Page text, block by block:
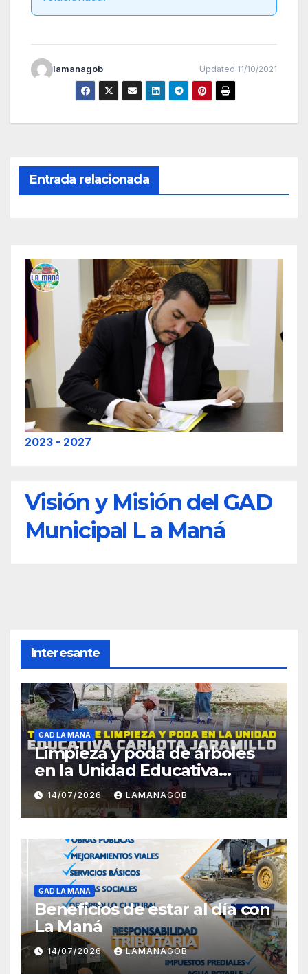
lamanagob Updated 11/10/2021
Entrada relacionada
2023 - 2027
Visión y Misión del GAD
Municipal L a Maná
Interesante
GAD LA MANA
Limpieza y poda de árboles
en la Unidad Educativa
Carlota Jaramillo
14/07/2026 LAMANAGOB
GAD LA MANA
Beneficios de estar al día con
La Maná
14/07/2026 LAMANAGOB